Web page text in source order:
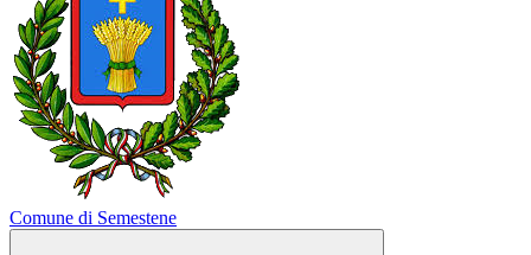
Comune di Semestene